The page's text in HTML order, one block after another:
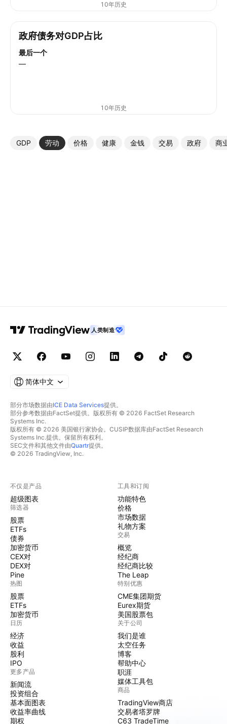
10年历史
政府债务对GDP占比
最后一个
—
10年历史
GDP 劳动 价格 健康 金钱 交易 政府 商
更多
人类制造
简体中文
部分市场数据由ICE Data Services提供。
部分参考数据由FactSet提供。版权所有 © 2026 FactSet Research
Systems Inc.
版权所有 © 2026 美国银行家协会。CUSIP数据库由FactSet Research
Systems Inc.提供。保留所有权利。
SEC文件和其他文件由Quartr提供。
© 2026 TradingView, Inc.
不仅是产品
超级图表
筛选器
股票
ETFs
债券
加密货币
CEX对
DEX对
Pine
热图
股票
ETFs
加密货币
日历
经济
收益
股利
IPO
更多产品
新闻流
投资组合
基本面图表
收益率曲线
期权
工具和订阅
功能特色
价格
市场数据
礼物方案
交易
概览
经纪商
经纪商比较
The Leap
特别优惠
CME集团期货
Eurex期货
美国股票包
关于公司
我们是谁
太空任务
博客
帮助中心
职涯
媒体工具包
商品
TradingView商店
交易者塔罗牌
C63 TradeTime